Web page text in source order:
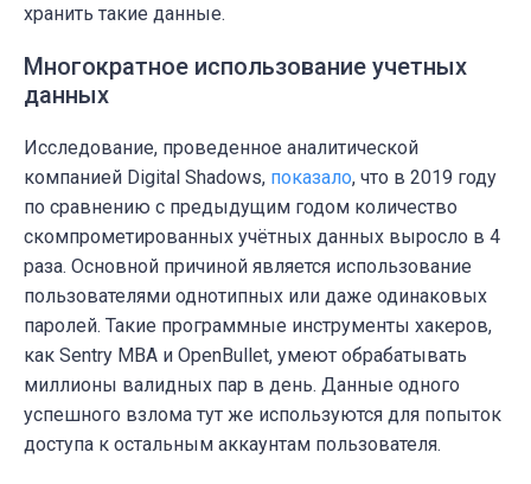
хранить такие данные.
Многократное использование учетных
данных
Исследование, проведенное аналитической
компанией Digital Shadows, показало, что в 2019 году
по сравнению с предыдущим годом количество
скомпрометированных учётных данных выросло в 4
раза. Основной причиной является использование
пользователями однотипных или даже одинаковых
паролей. Такие программные инструменты хакеров,
как Sentry MBA и OpenBullet, умеют обрабатывать
миллионы валидных пар в день. Данные одного
успешного взлома тут же используются для попыток
доступа к остальным аккаунтам пользователя.